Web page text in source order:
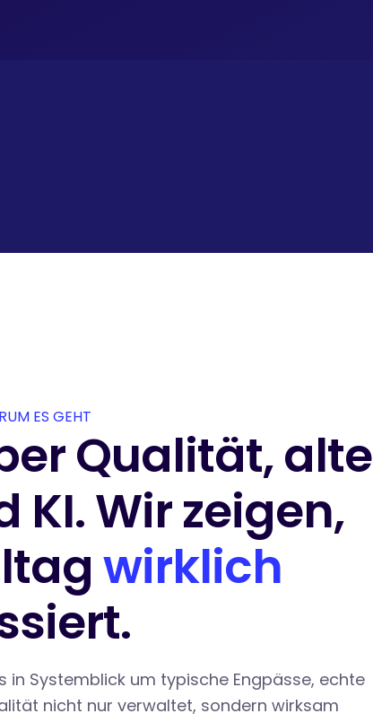
ES GEHT
Qualität, alte
KI. Wir zeigen,
wirklich
Systemblick um typische Engpässe, echte
nicht nur verwaltet, sondern wirksam